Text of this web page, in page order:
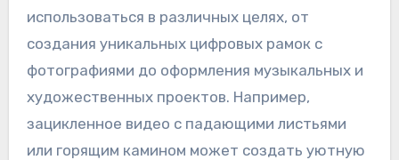
использоваться в различных целях, от
создания уникальных цифровых рамок с
фотографиями до оформления музыкальных и
художественных проектов. Например,
зацикленное видео с падающими листьями
или горящим камином может создать уютную